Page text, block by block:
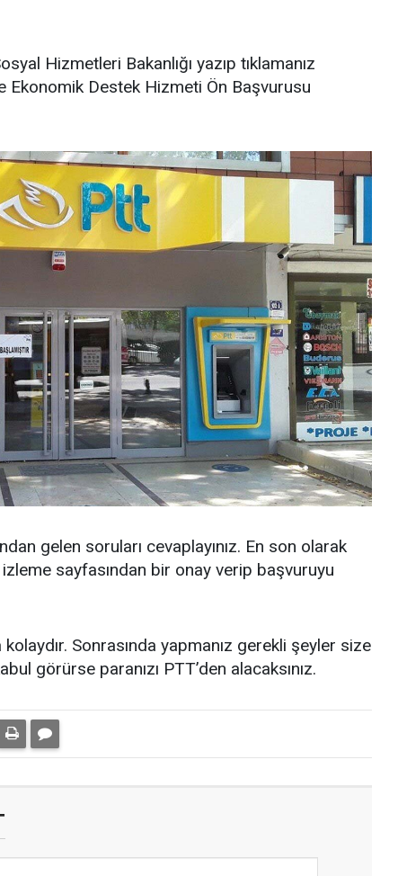
Hizmetleri Bakanlığı yazıp tıklamanız
Ekonomik Destek Hizmeti Ön Başvurusu
gelen soruları cevaplayınız. En son olarak
sayfasından bir onay verip başvuruyu
Sonrasında yapmanız gerekli şeyler size
görürse paranızı PTT’den alacaksınız.